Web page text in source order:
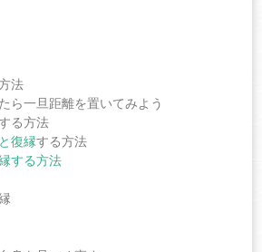
法
ら一旦距離を置いてみよう
る方法
復縁する方法
する方法